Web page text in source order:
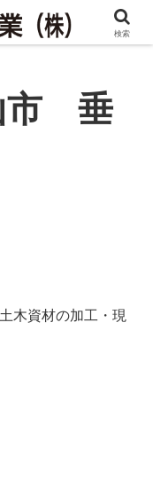
市 垂
木資材の加工・現
検索